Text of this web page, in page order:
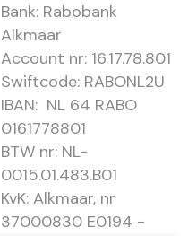
Bank: Rabobank
Alkmaar
Account nr: 16.17.78.801
Swiftcode: RABONL2U
IBAN: NL 64 RABO
0161778801
BTW nr: NL-
0015.01.483.B01
KvK: Alkmaar, nr
37000830 E0194 -